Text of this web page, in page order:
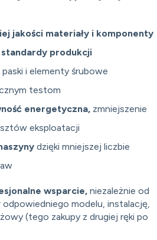
jakości materiały i komponenty
produkcji
i elementy śrubowe
testom
energetyczna, zmniejszenie
eksploatacji
dzięki mniejszej liczbie
wsparcie, niezależnie od
modelu, instalację,
(tego zakupy z drugiej ręki po